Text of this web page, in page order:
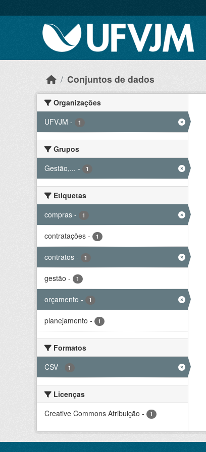
Conjuntos de dados
Organizações
UFVJM - 1
Grupos
Gestão,... - 1
Etiquetas
compras - 1
contratações - 1
contratos - 1
gestão - 1
orçamento - 1
planejamento - 1
Formatos
CSV - 1
Licenças
Creative Commons Atribuição - 1